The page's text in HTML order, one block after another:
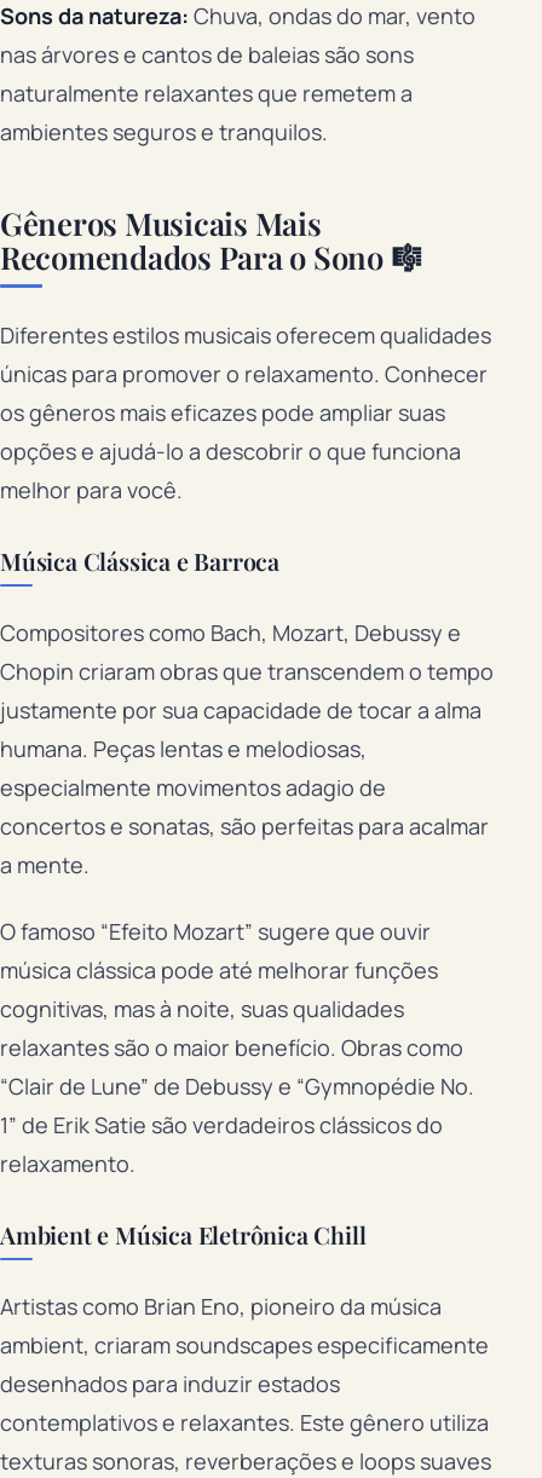
Sons da natureza: Chuva, ondas do mar, vento
nas árvores e cantos de baleias são sons
naturalmente relaxantes que remetem a
ambientes seguros e tranquilos.
Gêneros Musicais Mais
Recomendados Para o Sono 🎼
Diferentes estilos musicais oferecem qualidades
únicas para promover o relaxamento. Conhecer
os gêneros mais eficazes pode ampliar suas
opções e ajudá-lo a descobrir o que funciona
melhor para você.
Música Clássica e Barroca
Compositores como Bach, Mozart, Debussy e
Chopin criaram obras que transcendem o tempo
justamente por sua capacidade de tocar a alma
humana. Peças lentas e melodiosas,
especialmente movimentos adagio de
concertos e sonatas, são perfeitas para acalmar
a mente.
O famoso “Efeito Mozart” sugere que ouvir
música clássica pode até melhorar funções
cognitivas, mas à noite, suas qualidades
relaxantes são o maior benefício. Obras como
“Clair de Lune” de Debussy e “Gymnopédie No.
1” de Erik Satie são verdadeiros clássicos do
relaxamento.
Ambient e Música Eletrônica Chill
Artistas como Brian Eno, pioneiro da música
ambient, criaram soundscapes especificamente
desenhados para induzir estados
contemplativos e relaxantes. Este gênero utiliza
texturas sonoras, reverberações e loops suaves